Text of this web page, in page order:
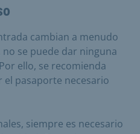
cambian a menudo
se puede dar ninguna
ello, se recomienda
pasaporte necesario
siempre es necesario